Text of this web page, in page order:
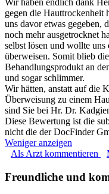
Wir haben endlich dank
gegen die Hauttrockenheit
uns davor etwas gegeben,
noch mehr ausgetrocknet
selbst lösen und wollte
überweisen. Somit blieb
Behandlungsprodukt an
und sogar schlimmer.
Wir hätten, anstatt auf die
Überweisung zu einem
sind Sie bei Hr. Dr.
Diese Bewertung ist die
nicht die der DocFinder
Weniger anzeigen
Als Arzt kommentieren
Freundliche und